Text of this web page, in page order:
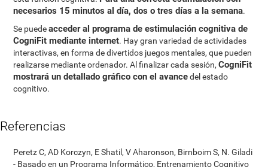
necesarios 15 minutos al día, dos o tres días a la semana.
Se puedeacceder al programa de estimulación cognitiva de
CogniFit mediante internet. Hay gran variedad de actividades
interactivas, en forma de divertidos juegos mentales, que pueden
realizarse mediante ordenador. Al finalizar cada sesión,CogniFit
mostrará un detallado gráfico con el avancedel estado
cognitivo.
Referencias
Peretz C, AD Korczyn, E Shatil, V Aharonson, Birnboim S, N. Giladi
- Basado en un Programa Informático, Entrenamiento Cognitivo